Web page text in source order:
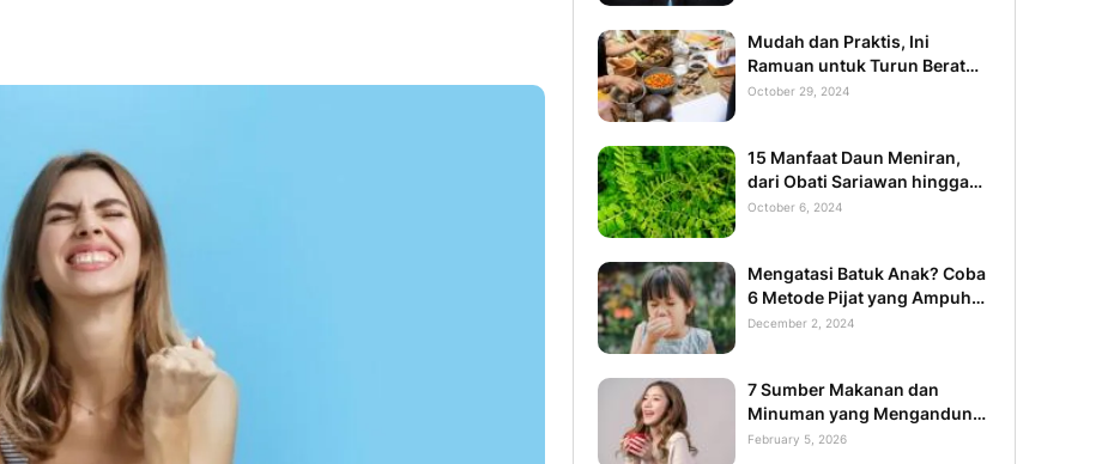
Mudah dan Praktis, Ini
Ramuan untuk Turun Berat
Badan 20 Kg
October 29, 2024
15 Manfaat Daun Meniran,
dari Obati Sariawan hingga
Mencegah Kanker
October 6, 2024
Mengatasi Batuk Anak? Coba
6 Metode Pijat yang Ampuh
Ini
December 2, 2024
7 Sumber Makanan dan
Minuman yang Mengandung
Collagen Tinggi
February 5, 2026